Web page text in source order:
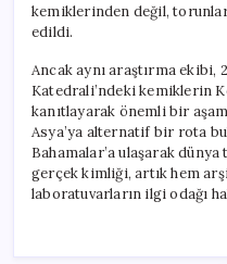
kemiklerinden değil,
edildi.
Ancak aynı araştırma ekibi,
Katedrali’ndeki kemiklerin
kanıtlayarak önemli bir
Asya’ya alternatif bir rota
Bahamalar’a ulaşarak
gerçek kimliği, artık hem
laboratuvarların ilgi odağı